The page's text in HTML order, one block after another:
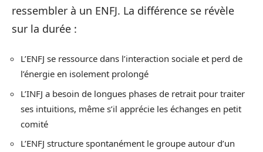
ressembler à un ENFJ. La différence se révèle
sur la durée :
L’ENFJ se ressource dans l’interaction sociale et perd de
l’énergie en isolement prolongé
L’INFJ a besoin de longues phases de retrait pour traiter
ses intuitions, même s’il apprécie les échanges en petit
comité
L’ENFJ structure spontanément le groupe autour d’un